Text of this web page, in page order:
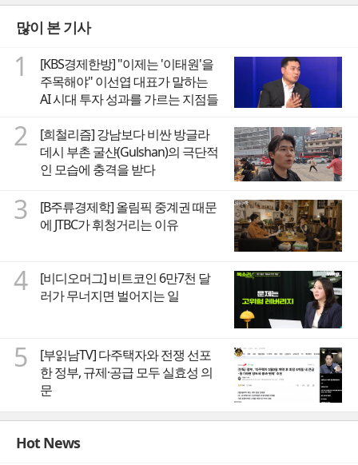
많이 본 기사
1
[KBS경제한방] "이제는 '이태원'을
주목해야" 이선엽 대표가 말하는
AI 시대 투자 성과를 가르는 지점들
2
[희철리즘] 강남보다 비싼 방글라
데시 부촌 굴샨(Gulshan)의 극단적
인 모습에 충격을 받다
3
[B주류경제학] 올림픽 중계권 때문
에 JTBC가 휘청거리는 이유
4
[비디오머그] 비트코인 6만7천 달
러가 무너지면 벌어지는 일
5
[부읽남TV] 다주택자와 전쟁 선포
한 정부, 규제·공급 모두 실효성 의
문
Hot News